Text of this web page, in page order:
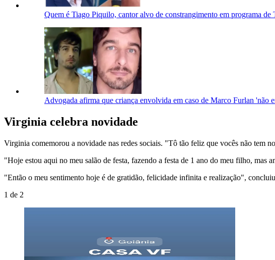
Quem é Tiago Piquilo, cantor alvo de constrangimento em programa de
Advogada afirma que criança envolvida em caso de Marco Furlan 'não
Virginia celebra novidade
Virginia comemorou a novidade nas redes sociais. "Tô tão feliz que vocês não tem
"Hoje estou aqui no meu salão de festa, fazendo a festa de 1 ano do meu filho, mas
"Então o meu sentimento hoje é de gratidão, felicidade infinita e realização",
1 de 2